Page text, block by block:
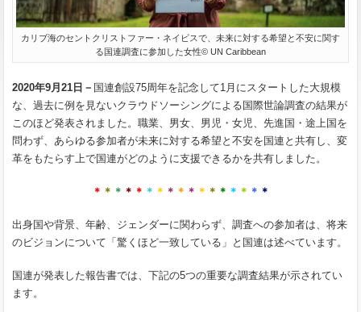
カリブ海のセントクリストファー・ネイビスで、未来に対する希望と不安に関す
る国連調査に参加した女性© UN Caribbean
2020年9月21日－ 国連創設75周年を記念して1月にスタートした大規模
な、過去に例を見ないクラウドソーシングによる国際世論調査の結果が
このほど発表されました。職業、男女、男児・女児、先進国・途上国を
問わず、あらゆる参加者が未来に対する希望と不安を国連と共有し、変
革をもたらす上で国連がどのように支援できるかを共有しました。
＊ ＊ ＊ ＊ ＊ ＊ ＊ ＊ ＊ ＊ ＊ ＊ ＊ ＊ ＊ ＊ ＊
出身国や背景、年齢、ジェンダーに関わらず、調査への参加者は、将来
のビジョンについて「驚くほど一致している」と国連は述べています。
国連が発表した報告書では、下記の5つの重要な調査結果が示されてい
ます。